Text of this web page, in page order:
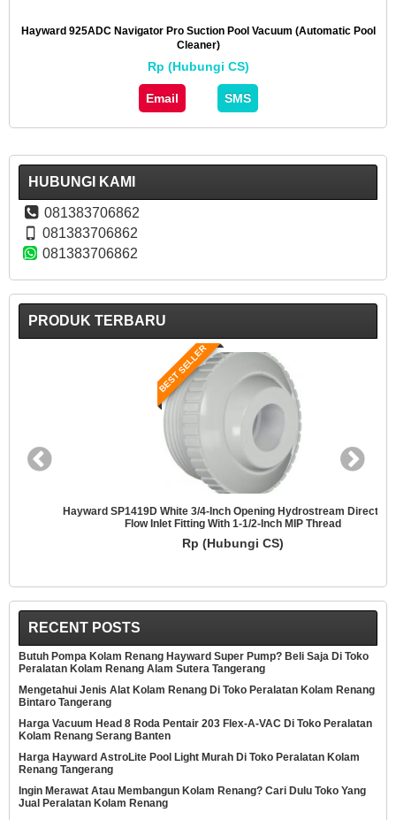
Hayward 925ADC Navigator Pro Suction Pool Vacuum (Automatic Pool
Cleaner)
Rp (Hubungi CS)
Email SMS
HUBUNGI KAMI
081383706862
081383706862
081383706862
PRODUK TERBARU
BEST SELLER
Hayward SP1419D White 3/4-Inch Opening Hydrostream Directional
Flow Inlet Fitting With 1-1/2-Inch MIP Thread
Rp (Hubungi CS)
RECENT POSTS
Butuh Pompa Kolam Renang Hayward Super Pump? Beli Saja Di Toko
Peralatan Kolam Renang Alam Sutera Tangerang
Mengetahui Jenis Alat Kolam Renang Di Toko Peralatan Kolam Renang
Bintaro Tangerang
Harga Vacuum Head 8 Roda Pentair 203 Flex-A-VAC Di Toko Peralatan
Kolam Renang Serang Banten
Harga Hayward AstroLite Pool Light Murah Di Toko Peralatan Kolam
Renang Tangerang
Ingin Merawat Atau Membangun Kolam Renang? Cari Dulu Toko Yang
Jual Peralatan Kolam Renang